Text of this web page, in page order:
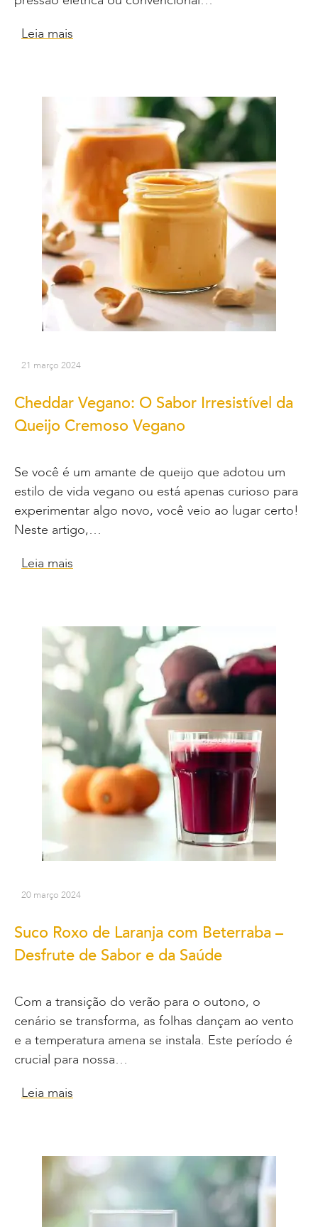
Leia mais
21 março 2024
Cheddar Vegano: O Sabor Irresistível da
Queijo Cremoso Vegano
Se você é um amante de queijo que adotou um
estilo de vida vegano ou está apenas curioso para
experimentar algo novo, você veio ao lugar certo!
Neste artigo,…
Leia mais
20 março 2024
Suco Roxo de Laranja com Beterraba –
Desfrute de Sabor e da Saúde
Com a transição do verão para o outono, o
cenário se transforma, as folhas dançam ao vento
e a temperatura amena se instala. Este período é
crucial para nossa…
Leia mais